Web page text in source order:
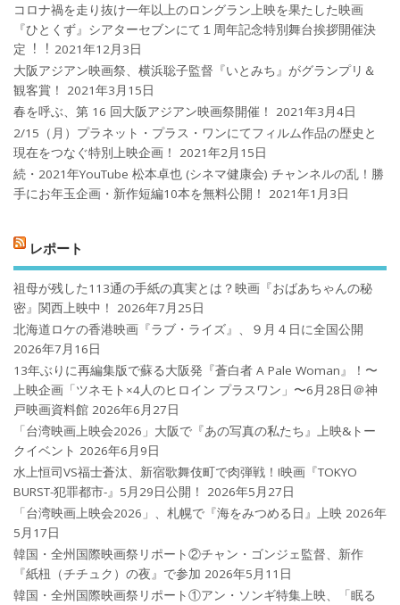
コロナ禍を⾛り抜け⼀年以上のロングラン上映を果たした映画
『ひとくず』シアターセブンにて１周年記念特別舞台挨拶開催決
定︕︕ 2021年12月3日
大阪アジアン映画祭、横浜聡子監督『いとみち』がグランプリ＆
観客賞！
2021年3月15日
春を呼ぶ、第 16 回大阪アジアン映画祭開催！
2021年3月4日
2/15（月）プラネット・プラス・ワンにてフィルム作品の歴史と
現在をつなぐ特別上映企画！
2021年2月15日
続・2021年YouTube 松本卓也 (シネマ健康会) チャンネルの乱！勝
手にお年玉企画・新作短編10本を無料公開！
2021年1月3日
レポート
祖母が残した113通の手紙の真実とは？映画『おばあちゃんの秘
密』関西上映中！
2026年7月25日
北海道ロケの香港映画『ラブ・ライズ』、９月４日に全国公開
2026年7月16日
13年ぶりに再編集版で蘇る大阪発『蒼白者 A Pale Woman』！〜
上映企画「ツネモト×4人のヒロイン プラスワン」〜6月28日＠神
戸映画資料館 2026年6月27日
「台湾映画上映会2026」大阪で『あの写真の私たち』上映&トー
クイベント 2026年6月9日
水上恒司VS福士蒼汰、新宿歌舞伎町で肉弾戦！!映画『TOKYO
BURST-犯罪都市-』5月29日公開！
2026年5月27日
「台湾映画上映会2026」、札幌で『海をみつめる日』上映 2026年
5月17日
韓国・全州国際映画祭リポート②チャン・ゴンジェ監督、新作
『紙杻（チチュク）の夜』で参加 2026年5月11日
韓国・全州国際映画祭リポート①アン・ソンギ特集上映、「眠る